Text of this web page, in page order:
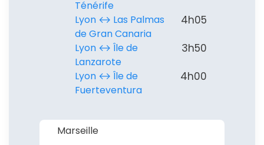
Ténérife
Lyon ↔︎ Las Palmas
de Gran Canaria
4h05
Lyon ↔︎ Île de
Lanzarote
3h50
Lyon ↔︎ Île de
Fuerteventura
4h00
Marseille